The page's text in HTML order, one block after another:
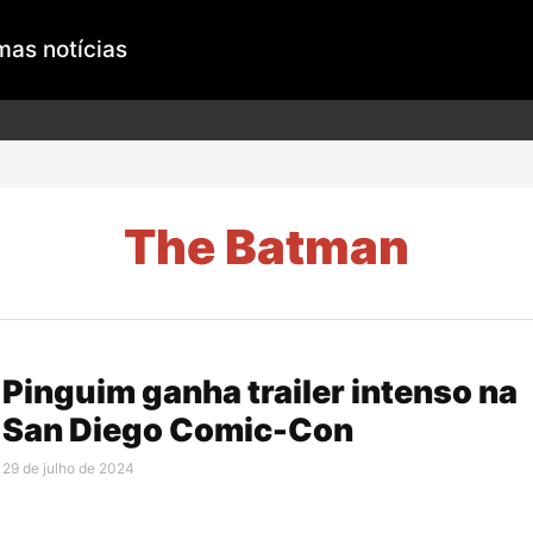
notícias
The Batman
Pinguim ganha trailer intenso na
San Diego Comic-Con
29 de julho de 2024